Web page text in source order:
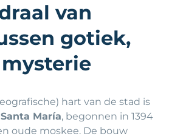
van
gotiek,
hart van de stad is
María, begonnen in 1394
oude moskee. De bouw